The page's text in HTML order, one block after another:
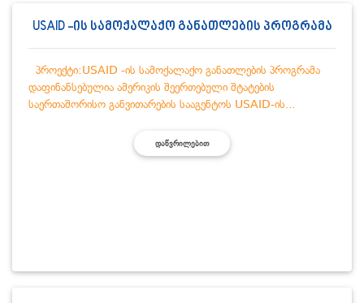
USAID -ის სამოქალაქო განათლების პროგრამა
პროექტი:USAID -ის სამოქალაქო განათლების პროგრამა
დაფინანსებულია ამერიკის შეერთებული შტატების
საერთაშორისო განვითარების სააგენტოს USAID-ის...
ᲓᲐᲬᲕᲠᲘᲚᲔᲑᲘᲗ